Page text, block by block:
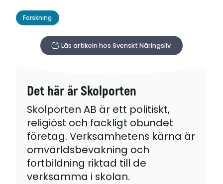
Forskning
Läs artikeln hos Svenskt Näringsliv
Det här är Skolporten
Skolporten AB är ett politiskt,
religiöst och fackligt obundet
företag. Verksamhetens kärna är
omvärldsbevakning och
fortbildning riktad till de
verksamma i skolan.